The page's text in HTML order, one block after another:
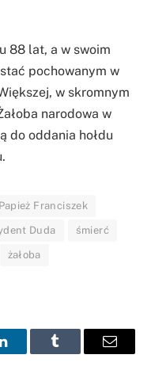
88 lat, a w swoim
pochowanym w
w skromnym
narodowa w
do oddania hołdu
Papież Franciszek
Duda śmierć
żałoba
LinkedInTumblr Email